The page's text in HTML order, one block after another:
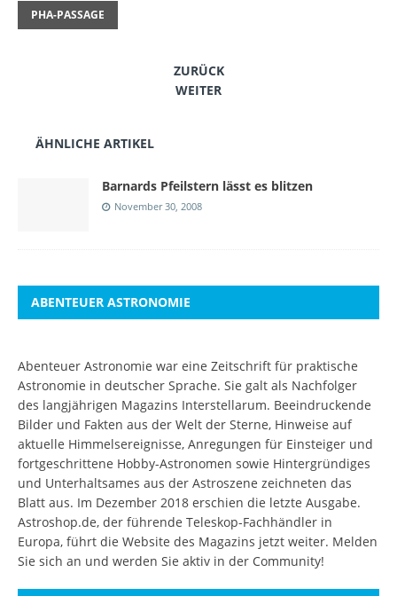
PHA-PASSAGE
ZURÜCK
WEITER
ÄHNLICHE ARTIKEL
Barnards Pfeilstern lässt es blitzen
November 30, 2008
ABENTEUER ASTRONOMIE
Abenteuer Astronomie war eine Zeitschrift für praktische
Astronomie in deutscher Sprache. Sie galt als Nachfolger
des langjährigen Magazins Interstellarum. Beeindruckende
Bilder und Fakten aus der Welt der Sterne, Hinweise auf
aktuelle Himmelsereignisse, Anregungen für Einsteiger und
fortgeschrittene Hobby-Astronomen sowie Hintergründiges
und Unterhaltsames aus der Astroszene zeichneten das
Blatt aus. Im Dezember 2018 erschien die letzte Ausgabe.
Astroshop.de, der führende Teleskop-Fachhändler in
Europa, führt die Website des Magazins jetzt weiter. Melden
Sie sich an und werden Sie aktiv in der Community!